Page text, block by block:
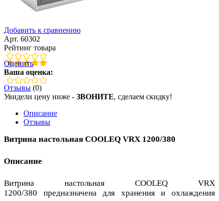
Добавить к сравнению
Арт. 60302
Рейтинг товара
Оценить
Ваша оценка:
Отзывы (0)
Увидели цену ниже - ЗВОНИТЕ, сделаем скидку!
Описание
Отзывы
Витрина настольная COOLEQ VRX 1200/380
Описание
Витрина настольная COOLEQ VRX
1200/380 предназначена для хранения и охлаждения